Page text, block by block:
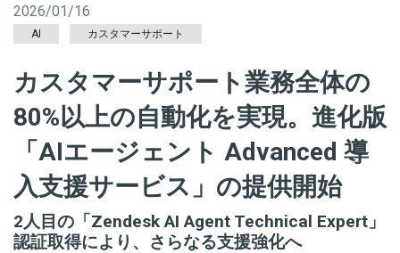
2026/01/16
AI カスタマーサポート
カスタマーサポート業務全体の
80%以上の自動化を実現。進化版
「AIエージェント Advanced 導
入支援サービス」の提供開始
2人目の「Zendesk AI Agent Technical Expert」
認証取得により、さらなる支援強化へ